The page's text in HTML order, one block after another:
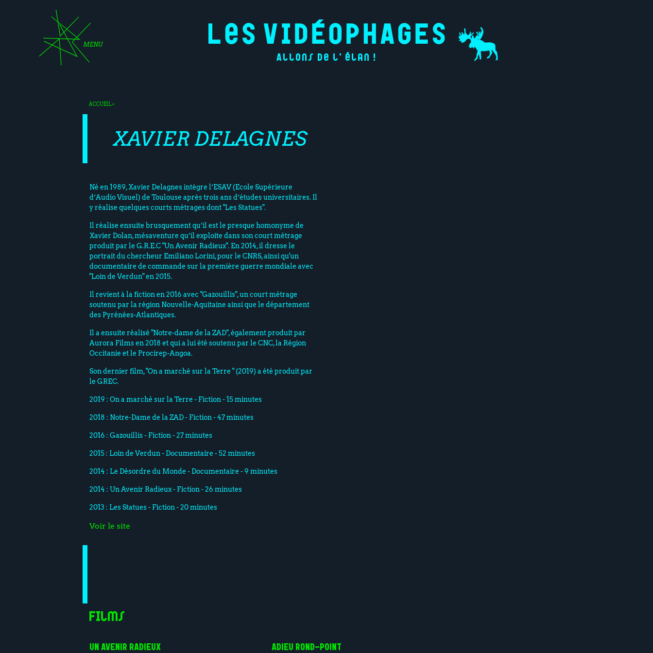
MENU
Allons de l'élan !
ACCUEIL<
XAVIER DELAGNES
Né en 1989, Xavier Delagnes intègre l’ESAV (Ecole Supérieure
d’Audio Visuel) de Toulouse après trois ans d’études universitaires. Il
y réalise quelques courts métrages dont "Les Statues".
Il réalise ensuite brusquement qu’il est le presque homonyme de
Xavier Dolan, mésaventure qu’il exploite dans son court métrage
produit par le G.R.E.C "Un Avenir Radieux". En 2014, il dresse le
portrait du chercheur Emiliano Lorini, pour le CNRS, ainsi qu'un
documentaire de commande sur la première guerre mondiale avec
"Loin de Verdun" en 2015.
Il revient à la fiction en 2016 avec "Gazouillis", un court métrage
soutenu par la région Nouvelle-Aquitaine ainsi que le département
des Pyrénées-Atlantiques.
Il a ensuite réalisé "Notre-dame de la ZAD", également produit par
Aurora Films en 2018 et qui a lui été soutenu par le CNC, la Région
Occitanie et le Procirep-Angoa.
Son dernier film, "On a marché sur la Terre " (2019) a été produit par
le GREC.
2019 : On a marché sur la Terre - Fiction - 15 minutes
2018 : Notre-Dame de la ZAD - Fiction - 47 minutes
2016 : Gazouillis - Fiction - 27 minutes
2015 : Loin de Verdun - Documentaire - 52 minutes
2014 : Le Désordre du Monde - Documentaire - 9 minutes
2014 : Un Avenir Radieux - Fiction - 26 minutes
2013 : Les Statues - Fiction - 20 minutes
Voir le site
Films
UN AVENIR RADIEUX ADIEU ROND-POINT